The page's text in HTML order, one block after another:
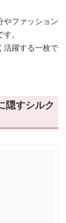
やファッション
。
活躍する一枚で
隠すシルク